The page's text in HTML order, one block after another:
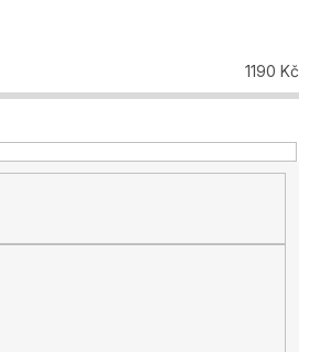
1190 Kč